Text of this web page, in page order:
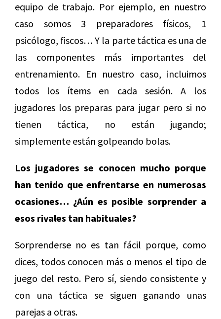
equipo de trabajo. Por ejemplo, en nuestro
caso somos 3 preparadores físicos, 1
psicólogo, fiscos… Y la parte táctica es una de
las componentes más importantes del
entrenamiento. En nuestro caso, incluimos
todos los ítems en cada sesión. A los
jugadores los preparas para jugar pero si no
tienen táctica, no están jugando;
simplemente están golpeando bolas.
Los jugadores se conocen mucho porque
han tenido que enfrentarse en numerosas
ocasiones… ¿Aún es posible sorprender a
esos rivales tan habituales?
Sorprenderse no es tan fácil porque, como
dices, todos conocen más o menos el tipo de
juego del resto. Pero sí, siendo consistente y
con una táctica se siguen ganando unas
parejas a otras.